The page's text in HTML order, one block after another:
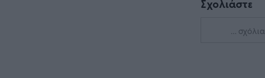
Σχολιάστε
... σχόλια